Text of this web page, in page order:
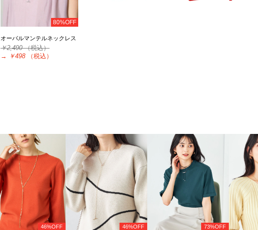
80%OFF
オーバルマンテルネックレス
￥2,490（税込）
→
￥498 （税込）
46%OFF 46%OFF 73%OFF